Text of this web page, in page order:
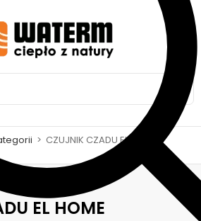
> CZUJNIK CZADU EL HOME
EL HOME